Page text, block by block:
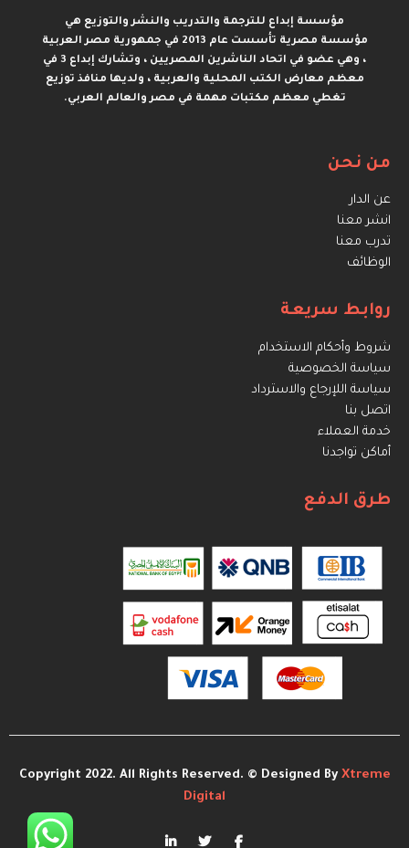
مؤسسة إبداع للترجمة والتدريب والنشر والتوزيع هي
مؤسسة مصرية تأسست عام 2013 في جمهورية مصر العربية
، وهي عضو في اتحاد الناشرين المصريين ، وتشارك إبداع 3 في
معظم معارض الكتب المحلية والعربية ، ولديها منافذ توزيع
تغطي معظم مكتبات مهمة في مصر والعالم العربي.
من نحن
عن الدار
انشر معنا
تدرب معنا
الوظائف
روابط سريعة
شروط وأحكام الاستخدام
سياسة الخصوصية
سياسة اللإرجاع والاسترداد
اتصل بنا
خدمة العملاء
أماكن تواجدنا
طرق الدفع
Copyright 2022. All Rights Reserved. © Designed ByXtreme
Digital